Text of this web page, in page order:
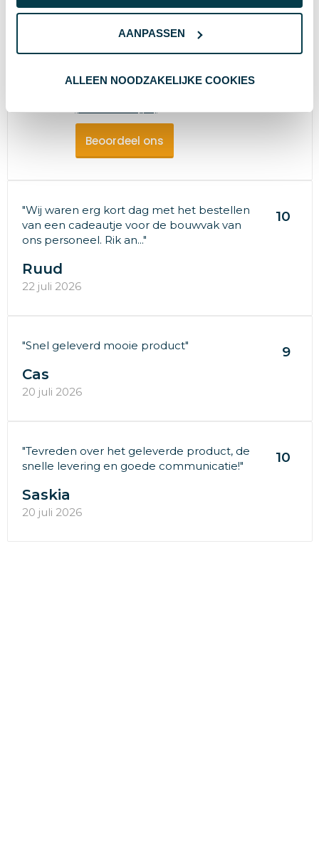
AANPASSEN
ALLEEN NOODZAKELIJKE COOKIES
Beoordeel ons
"Wij waren erg kort dag met het bestellen
van een cadeautje voor de bouwvak van
ons personeel. Rik an..."
10
Ruud
22 juli 2026
"Snel geleverd mooie product" 9
Cas
20 juli 2026
"Tevreden over het geleverde product, de
snelle levering en goede communicatie!"
10
Saskia
20 juli 2026